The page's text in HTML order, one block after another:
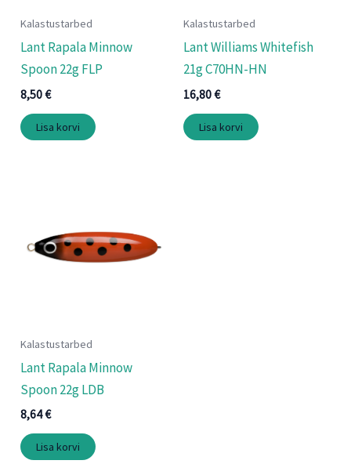
Kalastustarbed
Lant Rapala Minnow
Spoon 22g FLP
8,50€
Lisa korvi
Kalastustarbed
Lant Williams Whitefish
21g C70HN-HN
16,80€
Lisa korvi
Kalastustarbed
Lant Rapala Minnow
Spoon 22g LDB
8,64€
Lisa korvi